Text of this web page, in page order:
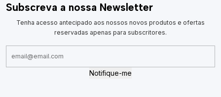
Subscreva a nossa Newsletter
Tenha acesso antecipado aos nossos novos produtos e ofertas
reservadas apenas para subscritores.
Notifique-me